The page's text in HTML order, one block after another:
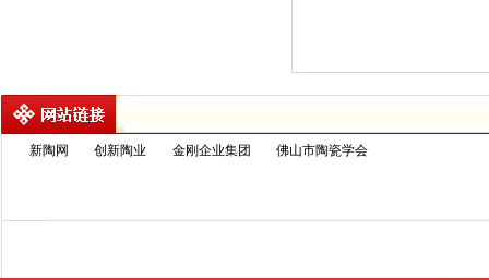
新陶网 创新陶业 金刚企业集团 佛山市陶瓷学会